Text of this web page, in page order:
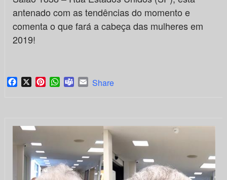
antenado com as tendências do momento e
comenta o que fará a cabeça das mulheres em
2019!
Facebook
X PinterestWhatsApp
TeamsEmail
Share